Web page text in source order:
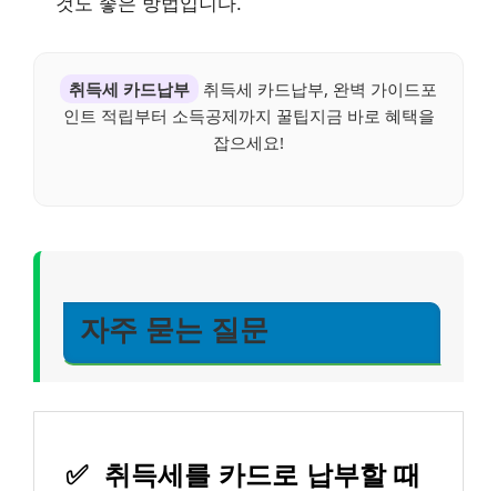
취득세 카드납부
취득세 카드납부, 완벽 가이드포
인트 적립부터 소득공제까지 꿀팁지금 바로 혜택을
잡으세요!
자주 묻는 질문
✅ 취득세를 카드로 납부할 때